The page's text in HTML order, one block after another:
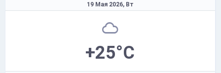
19 Мая 2026, Вт
+25°C